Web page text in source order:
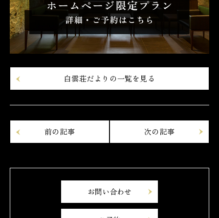
白雲荘だよりの一覧を見る
お問い合わせ